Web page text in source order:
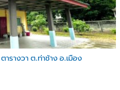
ารางวา ต.ท่าช้าง อ.เมือง